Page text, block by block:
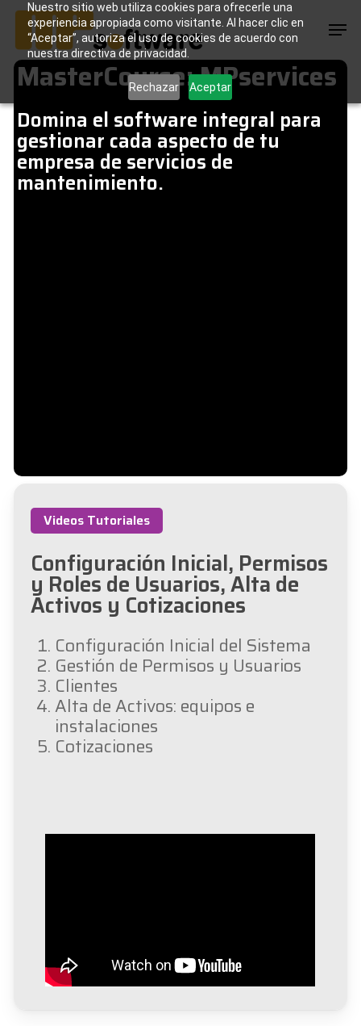
Nuestro sitio web utiliza cookies para ofrecerle una
experiencia apropiada como visitante. Al hacer clic en
“Aceptar”, autoriza el uso de cookies de acuerdo con
nuestra directiva de privacidad.
Rechazar Aceptar
Skip
main
content
MasterCourse: MPservices
Domina el software integral para
gestionar cada aspecto de tu
empresa de servicios de
mantenimiento.
Videos Tutoriales
Configuración Inicial, Permisos
y Roles de Usuarios, Alta de
Activos y Cotizaciones
Configuración Inicial del Sistema
Gestión de Permisos y Usuarios
Clientes
Alta de Activos: equipos e
instalaciones
Cotizaciones